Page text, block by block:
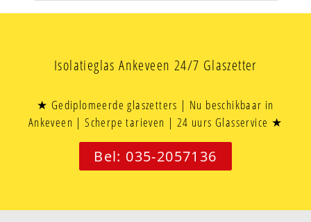
Isolatieglas Ankeveen 24/7 Glaszetter
★ Gediplomeerde glaszetters | Nu beschikbaar in
Ankeveen | Scherpe tarieven | 24 uurs Glasservice ★
Bel: 035-2057136